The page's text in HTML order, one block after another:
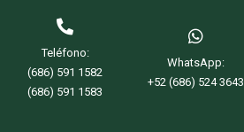
Teléfono:
(686) 591 1582
(686) 591 1583
WhatsApp:
+52 (686) 524 3643